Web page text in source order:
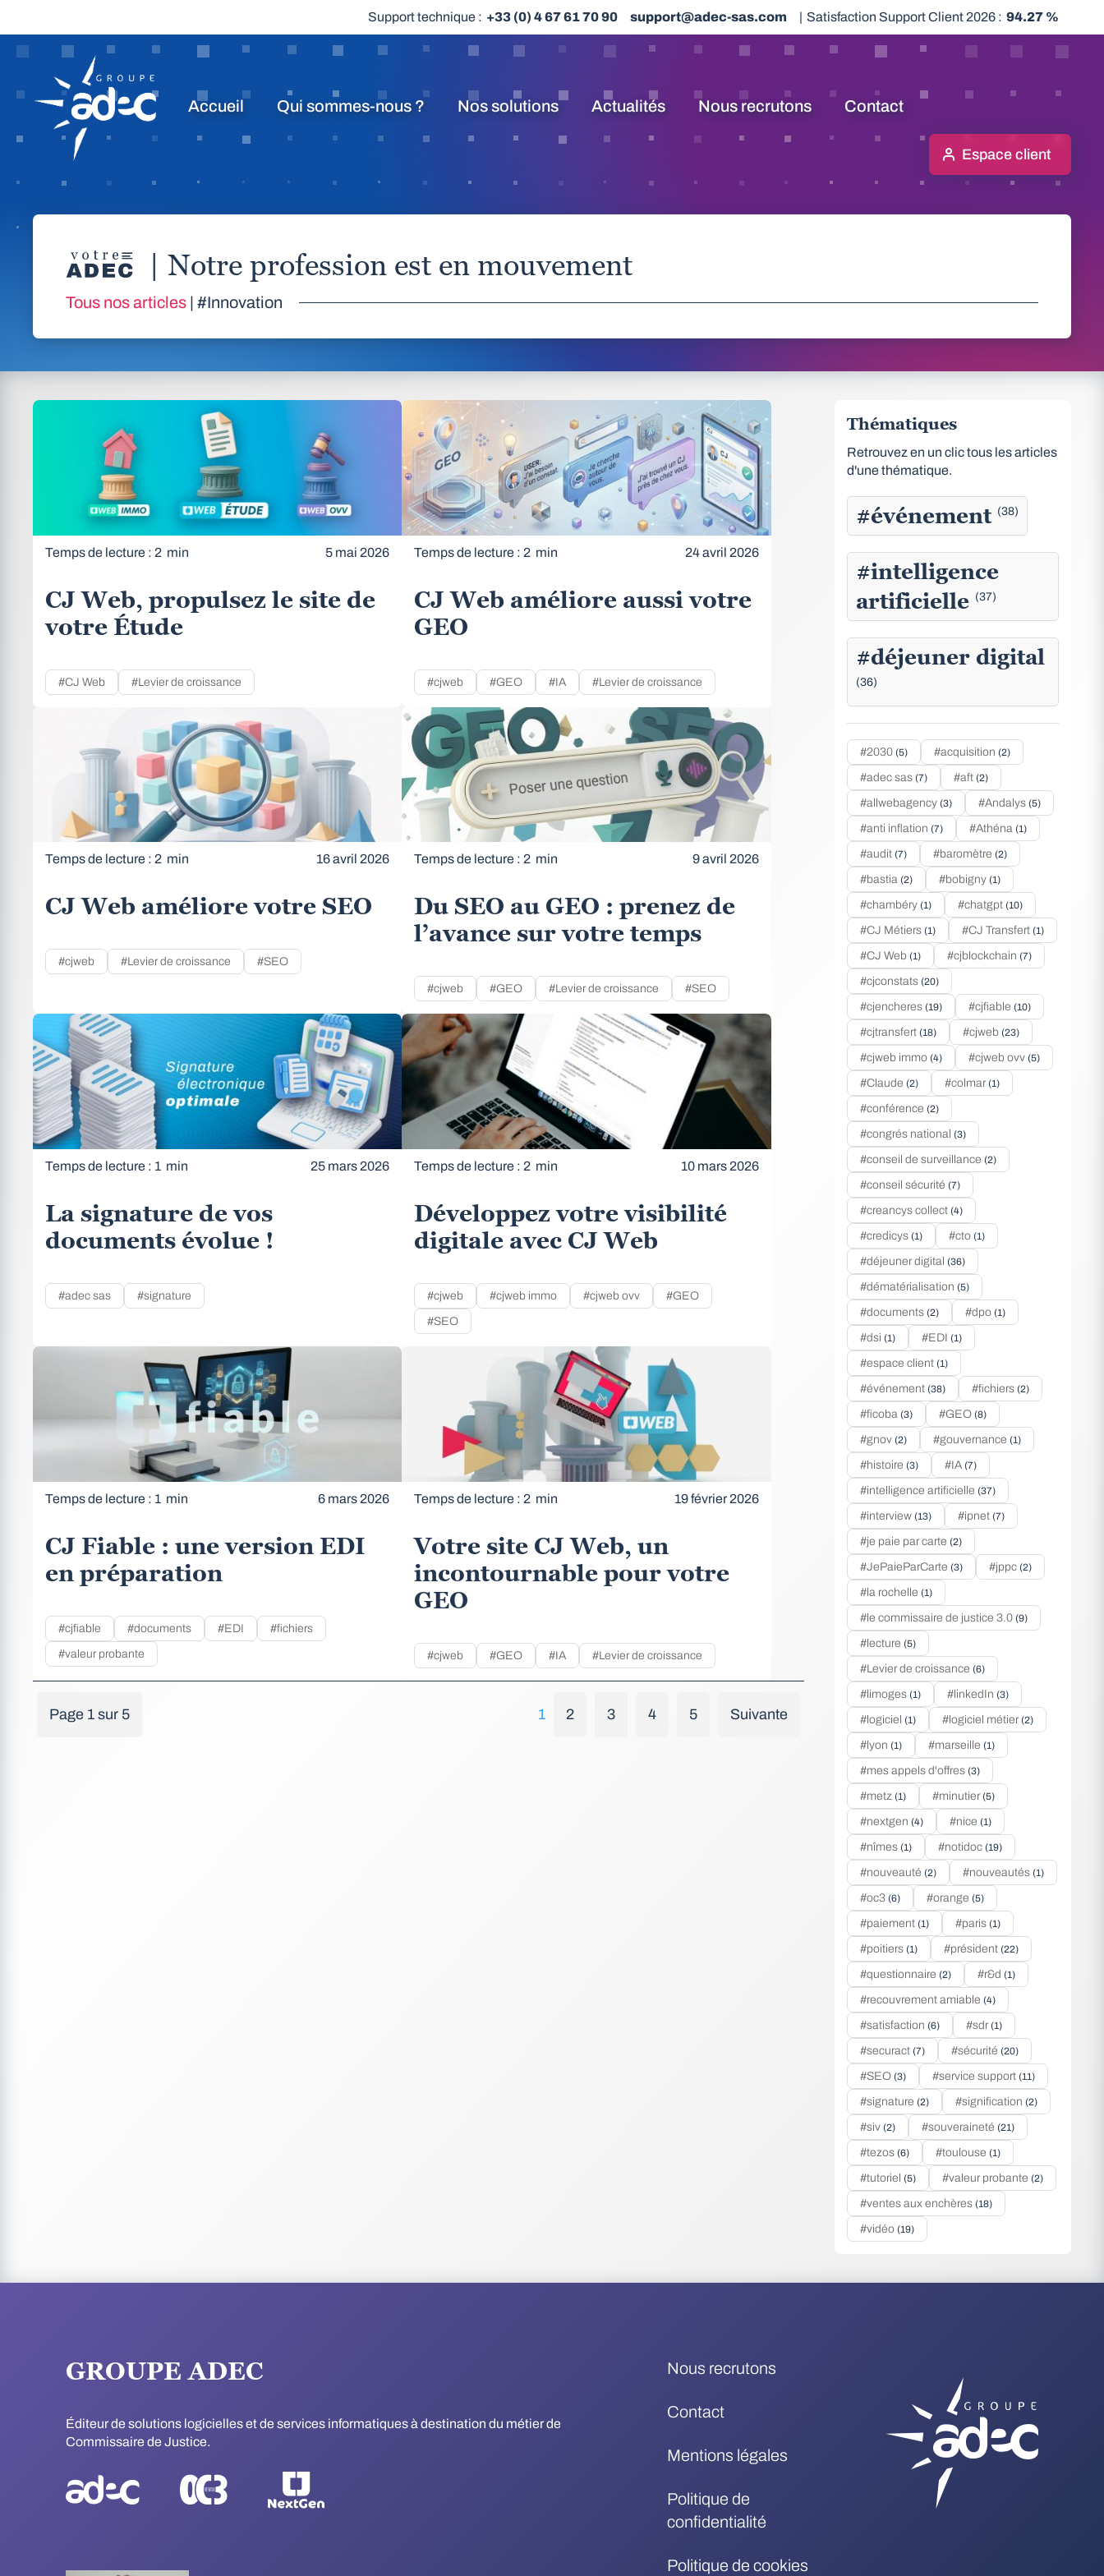
Support technique : +33 (0) 4 67 61 70 90 support@adec-sas.com | Satisfaction Support Client 2026 : 94.27 %
Accueil Qui sommes-nous ? Nos solutions Actualités Nous recrutons Contact
Espace client
| Notre profession est en mouvement
Tous nos articles | #Innovation
Temps de lecture : 2 min 5 mai 2026
CJ Web, propulsez le site de
votre Étude
#CJ Web #Levier de croissance
Temps de lecture : 2 min 24 avril 2026
CJ Web améliore aussi votre
GEO
#cjweb #GEO #IA #Levier de croissance
Temps de lecture : 2 min 16 avril 2026
CJ Web améliore votre SEO
#cjweb #Levier de croissance #SEO
Temps de lecture : 2 min 9 avril 2026
Du SEO au GEO : prenez de
l’avance sur votre temps
#cjweb #GEO #Levier de croissance #SEO
Temps de lecture : 1 min 25 mars 2026
La signature de vos
documents évolue !
#adec sas #signature
Temps de lecture : 2 min 10 mars 2026
Développez votre visibilité
digitale avec CJ Web
#cjweb #cjweb immo #cjweb ovv #GEO
#SEO
Temps de lecture : 1 min 6 mars 2026
CJ Fiable : une version EDI
en préparation
#cjfiable #documents #EDI #fichiers
#valeur probante
Temps de lecture : 2 min 19 février 2026
Votre site CJ Web, un
incontournable pour votre
GEO
#cjweb #GEO #IA #Levier de croissance
Page 1 sur 5 1 2 3 4 5 Suivante
Thématiques
Retrouvez en un clic tous les articles
d'une thématique.
#événement (38)
#intelligence
artificielle (37)
#déjeuner digital
(36)
#2030(5) #acquisition(2)
#adec sas(7) #aft(2)
#allwebagency(3) #Andalys(5)
#anti inflation(7) #Athéna(1)
#audit(7) #baromètre(2)
#bastia(2) #bobigny(1)
#chambéry(1) #chatgpt(10)
#CJ Métiers(1) #CJ Transfert(1)
#CJ Web(1) #cjblockchain(7)
#cjconstats(20)
#cjencheres(19) #cjfiable(10)
#cjtransfert(18) #cjweb(23)
#cjweb immo(4) #cjweb ovv(5)
#Claude(2) #colmar(1)
#conférence(2)
#congrés national(3)
#conseil de surveillance(2)
#conseil sécurité(7)
#creancys collect(4)
#credicys(1) #cto(1)
#déjeuner digital(36)
#dématérialisation(5)
#documents(2) #dpo(1)
#dsi(1) #EDI(1)
#espace client(1)
#événement(38) #fichiers(2)
#ficoba(3) #GEO(8)
#gnov(2) #gouvernance(1)
#histoire(3) #IA(7)
#intelligence artificielle(37)
#interview(13) #ipnet(7)
#je paie par carte(2)
#JePaieParCarte(3) #jppc(2)
#la rochelle(1)
#le commissaire de justice 3.0(9)
#lecture(5)
#Levier de croissance(6)
#limoges(1) #linkedIn(3)
#logiciel(1) #logiciel métier(2)
#lyon(1) #marseille(1)
#mes appels d'offres(3)
#metz(1) #minutier(5)
#nextgen(4) #nice(1)
#nîmes(1) #notidoc(19)
#nouveauté(2) #nouveautés(1)
#oc3(6) #orange(5)
#paiement(1) #paris(1)
#poitiers(1) #président(22)
#questionnaire(2) #r&d(1)
#recouvrement amiable(4)
#satisfaction(6) #sdr(1)
#securact(7) #sécurité(20)
#SEO(3) #service support(11)
#signature(2) #signification(2)
#siv(2) #souveraineté(21)
#tezos(6) #toulouse(1)
#tutoriel(5) #valeur probante(2)
#ventes aux enchères(18)
#vidéo(19)
GROUPE ADEC
Éditeur de solutions logicielles et de services informatiques à destination du métier de
Commissaire de Justice.
Nous recrutons
Contact
Mentions légales
Politique de
confidentialité
Politique de cookies